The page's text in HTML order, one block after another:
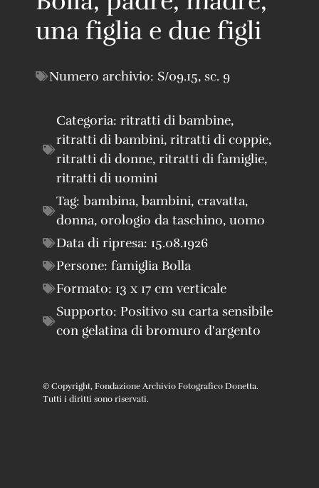
una figlia e due figli
Numero archivio: S/09.15, sc. 9
Categoria: ritratti di bambine,
ritratti di bambini, ritratti di coppie,
ritratti di donne, ritratti di famiglie,
ritratti di uomini
Tag: bambina, bambini, cravatta,
donna, orologio da taschino, uomo
Data di ripresa: 15.08.1926
Persone: famiglia Bolla
Formato: 13 x 17 cm verticale
Supporto: Positivo su carta sensibile
con gelatina di bromuro d'argento
© Copyright, Fondazione Archivio Fotografico Donetta.
Tutti i diritti sono riservati.